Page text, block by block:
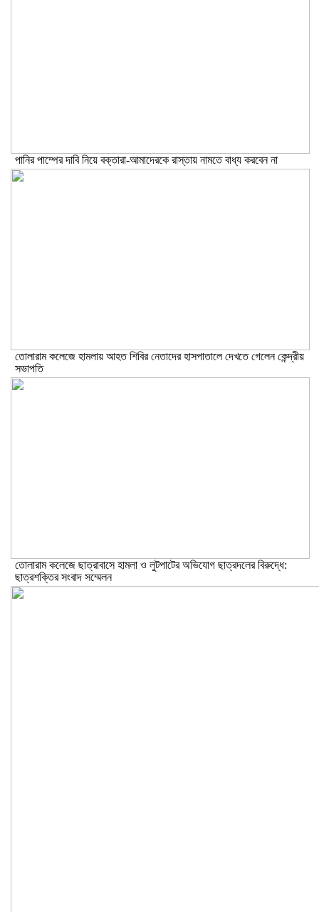
পানির পাম্পের দাবি নিয়ে বক্তারা-আমাদেরকে রাস্তায় নামতে বাধ্য করবেন না
তোলারাম কলেজে হামলায় আহত শিবির নেতাদের হাসপাতালে দেখতে গেলেন কেন্দ্রীয়
সভাপতি
তোলারাম কলেজে ছাত্রাবাসে হামলা ও লুটপাটের অভিযোগ ছাত্রদলের বিরুদ্ধে:
ছাত্রশক্তির সংবাদ সম্মেলন